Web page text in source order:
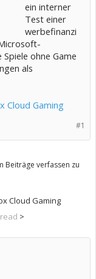
ein interner
Test einer
werbefinanzi
ohne Game
als
Cloud Gaming
#1
Beiträge verfassen zu
Cloud Gaming
>